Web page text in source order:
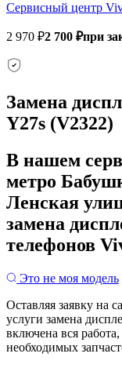
Сервисный центр
2 970 ₽2 700 ₽при
Замена
Y27s (V2322)
В нашем
метро
Ленская
замена
телефонов
Это не моя модель
Оставляя заявку на
услуги замена
включена вся
необходимых